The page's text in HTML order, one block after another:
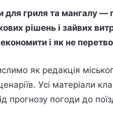
для гриля та мангалу —
рішень і зайвих
і як не
як редакція
Усі матеріали
прогнозу погоди до